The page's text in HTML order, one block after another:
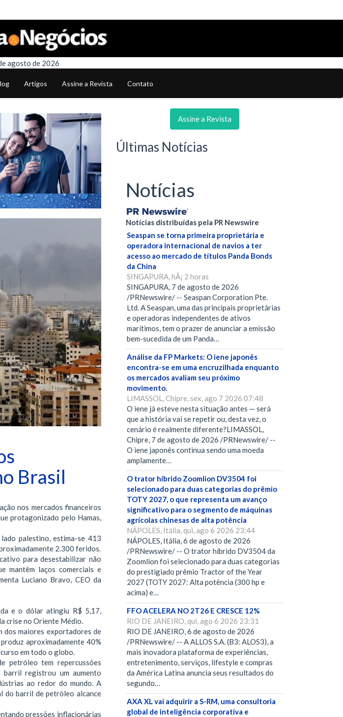
agosto de 2026
Artigos Assine a Revista Contato
Brasil
nos mercados financeiros
protagonizado pelo Hamas,
palestino, estima-se 413
2.300 feridos.
para desestabilizar não
mantêm laços comerciais e
Luciano Bravo, CEO da
e o dólar atingiu R$ 5,17,
crise no Oriente Médio.
dos maiores exportadores de
aproximadamente 40%
em todo o globo.
petróleo tem repercussões
barril registrou um aumento
ao redor do mundo. A
do barril de petróleo alcance
pressões inflacionárias
Assine a Revista
Últimas Notícias
Notícias
Notícias distribuídas pela PR Newswire
Seaspan se torna primeira proprietária e
operadora internacional de navios a ter
acesso ao mercado de títulos Panda Bonds
da China
SINGAPURA, hÃ¡ 2 horas
SINGAPURA, 7 de agosto de 2026
/PRNewswire/ -- Seaspan Corporation Pte.
Ltd. A Seaspan, uma das principais proprietárias
e operadoras independentes de ativos
marítimos, tem o prazer de anunciar a emissão
bem-sucedida de um Panda…
Análise da FP Markets: O iene japonês
encontra-se em uma encruzilhada enquanto
os mercados avaliam seu próximo
movimento.
LIMASSOL, Chipre, sex, ago 7 2026 07:48
O iene já esteve nesta situação antes — será
que a história vai se repetir ou, desta vez, o
cenário é realmente diferente?LIMASSOL,
Chipre, 7 de agosto de 2026 /PRNewswire/ --
O iene japonês continua sendo uma moeda
amplamente…
O trator híbrido Zoomlion DV3504 foi
selecionado para duas categorias do prêmio
TOTY 2027, o que representa um avanço
significativo para o segmento de máquinas
agrícolas chinesas de alta potência
NÁPOLES, Itália, qui, ago 6 2026 23:44
NÁPOLES, Itália, 6 de agosto de 2026
/PRNewswire/ -- O trator híbrido DV3504 da
Zoomlion foi selecionado para duas categorias
do prestigiado prêmio Tractor of the Year
2027 (TOTY 2027: Alta potência (300 hp e
acima) e…
FFO ACELERA NO 2T26 E CRESCE 12%
RIO DE JANEIRO, qui, ago 6 2026 23:31
RIO DE JANEIRO, 6 de agosto de 2026
/PRNewswire/ -- A ALLOS S.A. (B3: ALOS3), a
mais inovadora plataforma de experiências,
entretenimento, serviços, lifestyle e compras
da América Latina anuncia seus resultados do
segundo…
AXA XL vai adquirir a S-RM, uma consultoria
global de inteligência corporativa e